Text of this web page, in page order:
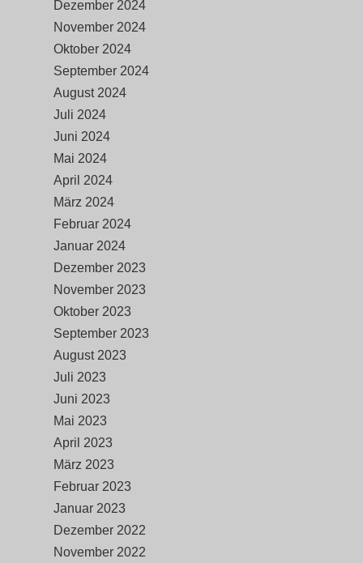
Dezember 2024
November 2024
Oktober 2024
September 2024
August 2024
Juli 2024
Juni 2024
Mai 2024
April 2024
März 2024
Februar 2024
Januar 2024
Dezember 2023
November 2023
Oktober 2023
September 2023
August 2023
Juli 2023
Juni 2023
Mai 2023
April 2023
März 2023
Februar 2023
Januar 2023
Dezember 2022
November 2022